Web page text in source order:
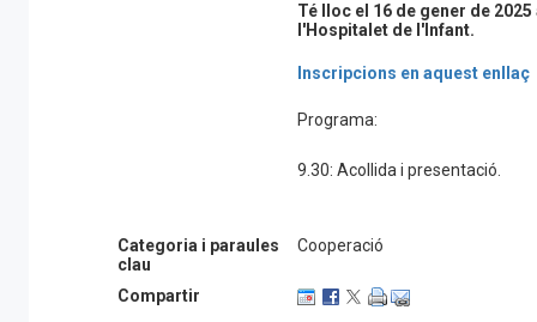
Té lloc el 16 de gener de
l'Hospitalet de l'Infant.
Inscripcions en aquest enllaç
Programa:
9.30: Acollida i presentació.
intermedis i espais
Categoria i paraules
clau
Cooperació
Compartir